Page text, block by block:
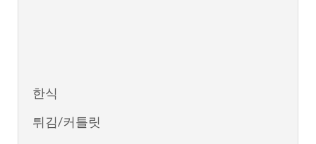
한식
튀김/커틀릿